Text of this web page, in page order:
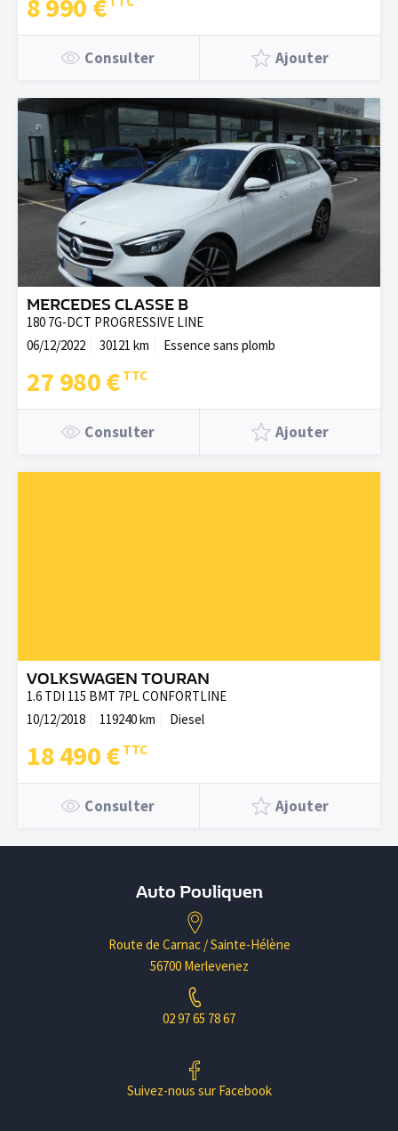
8 990 €
Consulter Ajouter
MERCEDES CLASSE B
180 7G-DCT PROGRESSIVE LINE
06/12/2022
30121 km Essence sans plomb
27 980 €
Consulter Ajouter
VOLKSWAGEN TOURAN
1.6 TDI 115 BMT 7PL CONFORTLINE
10/12/2018
119240 km Diesel
18 490 €
Consulter Ajouter
Auto Pouliquen
Route de Carnac / Sainte-Hélène
56700 Merlevenez
02 97 65 78 67
Suivez-nous sur Facebook